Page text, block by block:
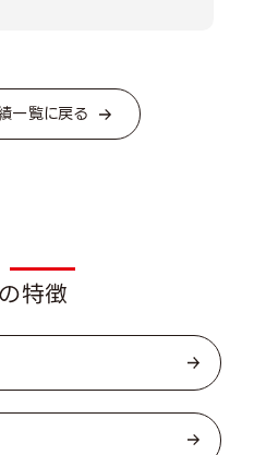
一覧に戻る
特徴